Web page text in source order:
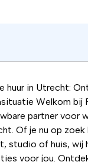
huur in Utrecht:
Welkom bij
partner voor
Of je nu op zoek
studio of huis, wij
voor jou.